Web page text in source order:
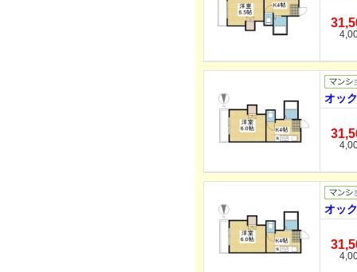
オッ
オッ